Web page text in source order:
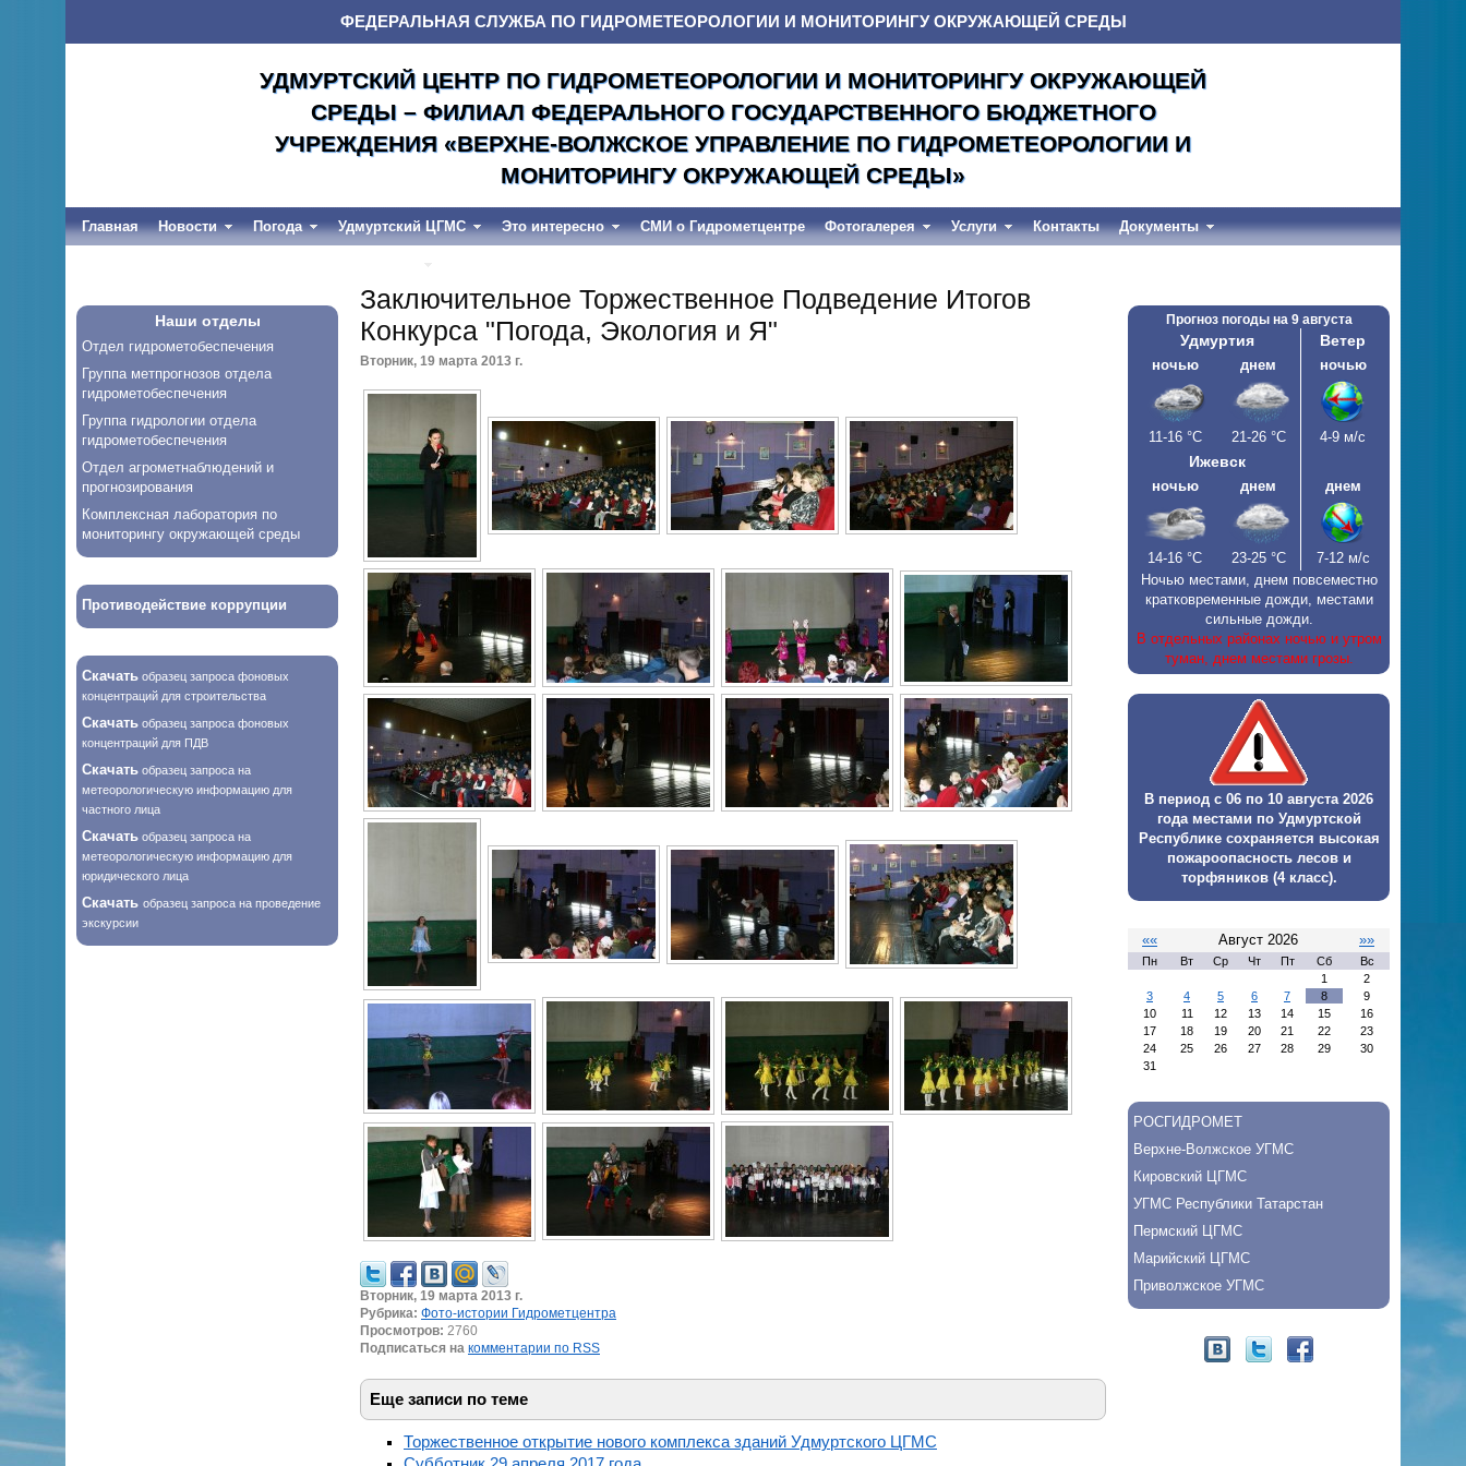
ФЕДЕРАЛЬНАЯ СЛУЖБА ПО ГИДРОМЕТЕОРОЛОГИИ И МОНИТОРИНГУ ОКРУЖАЮЩЕЙ СРЕДЫ
УДМУРТСКИЙ ЦЕНТР ПО ГИДРОМЕТЕОРОЛОГИИ И МОНИТОРИНГУ ОКРУЖАЮЩЕЙ
СРЕДЫ – ФИЛИАЛ ФЕДЕРАЛЬНОГО ГОСУДАРСТВЕННОГО БЮДЖЕТНОГО
УЧРЕЖДЕНИЯ «ВЕРХНЕ-ВОЛЖСКОЕ УПРАВЛЕНИЕ ПО ГИДРОМЕТЕОРОЛОГИИ И
МОНИТОРИНГУ ОКРУЖАЮЩЕЙ СРЕДЫ»
Главная Новости Погода Удмуртский ЦГМС Это интересно СМИ о Гидрометцентре Фотогалерея Услуги Контакты Документы
Наши отделы
Отдел гидрометобеспечения
Группа метпрогнозов отдела
гидрометобеспечения
Группа гидрологии отдела
гидрометобеспечения
Отдел агрометнаблюдений и
прогнозирования
Комплексная лаборатория по
мониторингу окружающей среды
Противодействие коррупции
Скачать образец запроса фоновых
концентраций для строительства
Скачать образец запроса фоновых
концентраций для ПДВ
Скачать образец запроса на
метеорологическую информацию для
частного лица
Скачать образец запроса на
метеорологическую информацию для
юридического лица
Скачать образец запроса на проведение
экскурсии
Прогноз погоды на 9 августа
Удмуртия Ветер
ночью днем ночью
11-16°С 21-26°С 4-9 м/с
Ижевск
ночью днем днем
14-16 °С 23-25°С
7-12 м/с
Ночью местами, днем повсеместно
кратковременные дожди, местами
сильные дожди.
В отдельных районах ночью и утром
туман, днем местами грозы.
В период с 06 по 10 августа 2026
года местами по Удмуртской
Республике сохраняется высокая
пожароопасность лесов и
торфяников (4 класс).
«« Август 2026 »»
Пн Вт Ср Чт Пт Сб
Вс
1
2
3
4 5 6 7 8
9
10
11 12 13 14 15
16
17
18 19 20 21 22
23
24
25 26 27 28 29
30
31
РОСГИДРОМЕТ
Верхне-Волжское УГМС
Кировский ЦГМС
УГМС Республики Татарстан
Пермский ЦГМС
Марийский ЦГМС
Приволжское УГМС
Заключительное Торжественное Подведение Итогов
Конкурса "Погода, Экология и Я"
Вторник, 19 марта 2013 г.
Вторник, 19 марта 2013 г.
Рубрика: Фото-истории Гидрометцентра
Просмотров: 2760
Подписаться на комментарии по RSS
Еще записи по теме
Торжественное открытие нового комплекса зданий Удмуртского ЦГМС